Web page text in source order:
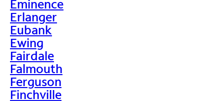
Eminence
Erlanger
Eubank
Ewing
Fairdale
Falmouth
Ferguson
Finchville